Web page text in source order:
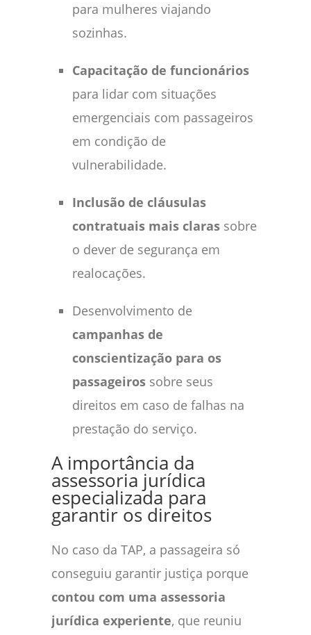
para mulheres viajando
sozinhas.
Capacitação de funcionários
para lidar com situações
emergenciais com passageiros
em condição de
vulnerabilidade.
Inclusão de cláusulas
contratuais mais claras sobre
o dever de segurança em
realocações.
Desenvolvimento de
campanhas de
conscientização para os
passageiros sobre seus
direitos em caso de falhas na
prestação do serviço.
A importância da
assessoria jurídica
especializada para
garantir os direitos
No caso da TAP, a passageira só
conseguiu garantir justiça porque
contou com uma assessoria
jurídica experiente, que reuniu